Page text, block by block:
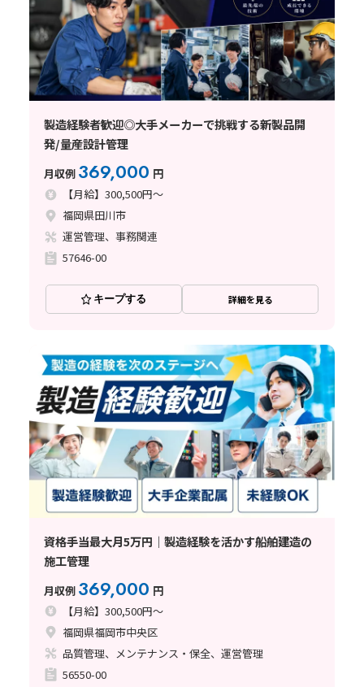
製造経験者歓迎◎大手メーカーで挑戦する新製品開
発/量産設計管理
月収例 369,000 円
【月給】300,500円～
福岡県田川市
運営管理、事務関連
57646-00
キープする 詳細を見る
資格手当最大月5万円｜製造経験を活かす船舶建造の
施工管理
月収例 369,000 円
【月給】300,500円～
福岡県福岡市中央区
品質管理、メンテナンス・保全、運営管理
56550-00